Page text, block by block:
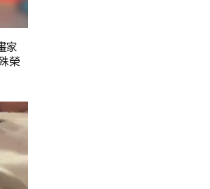
家
榮